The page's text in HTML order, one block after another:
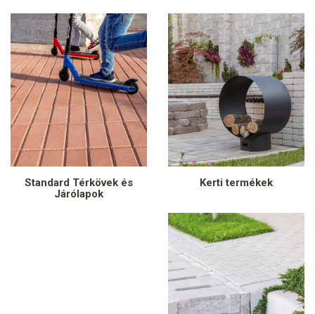
Standard Térkövek és
Járólapok
Kerti termékek